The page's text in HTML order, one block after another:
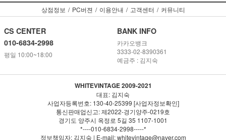
상점정보 / PC버젼 / 이용안내 / 고객센터 / 커뮤니티
CS CENTER
010-6834-2998
평일 10:00~18:00
BANK INFO
카카오뱅크
3333-02-8390361
예금주 : 김지숙
WHITEVINTAGE 2009-2021
대표: 김지숙
사업자등록번호: 130-40-25399 [사업자정보확인]
통신판매업신고: 제2022-경기양주-0219호
경기도 양주시 옥정로 5길 35 1107-1001
*----010-6834-2998-----*
정보책임자: 김지숙 | E-mail: whitevintage@naver.com